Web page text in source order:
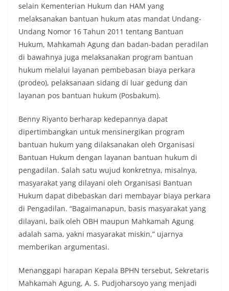
selain Kementerian Hukum dan HAM yang
melaksanakan bantuan hukum atas mandat Undang-
Undang Nomor 16 Tahun 2011 tentang Bantuan
Hukum, Mahkamah Agung dan badan-badan peradilan
di bawahnya juga melaksanakan program bantuan
hukum melalui layanan pembebasan biaya perkara
(prodeo), pelaksanaan sidang di luar gedung dan
layanan pos bantuan hukum (Posbakum).
Benny Riyanto berharap kedepannya dapat
dipertimbangkan untuk mensinergikan program
bantuan hukum yang dilaksanakan oleh Organisasi
Bantuan Hukum dengan layanan bantuan hukum di
pengadilan. Salah satu wujud konkretnya, misalnya,
masyarakat yang dilayani oleh Organisasi Bantuan
Hukum dapat dibebaskan dari membayar biaya perkara
di Pengadilan. “Bagaimanapun, basis masyarakat yang
dilayani, baik oleh OBH maupun Mahkamah Agung
adalah sama, yakni masyarakat miskin,” ujarnya
memberikan argumentasi.
Menanggapi harapan Kepala BPHN tersebut, Sekretaris
Mahkamah Agung, A. S. Pudjoharsoyo yang menjadi